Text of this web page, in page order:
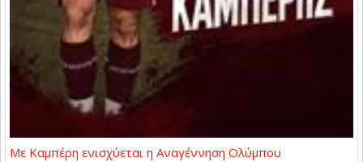
Με Καμπέρη ενισχύεται η Αναγέννηση Ολύμπου